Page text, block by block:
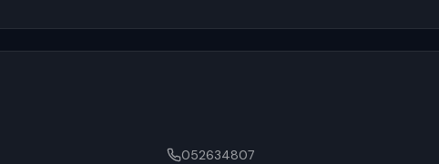
052634807